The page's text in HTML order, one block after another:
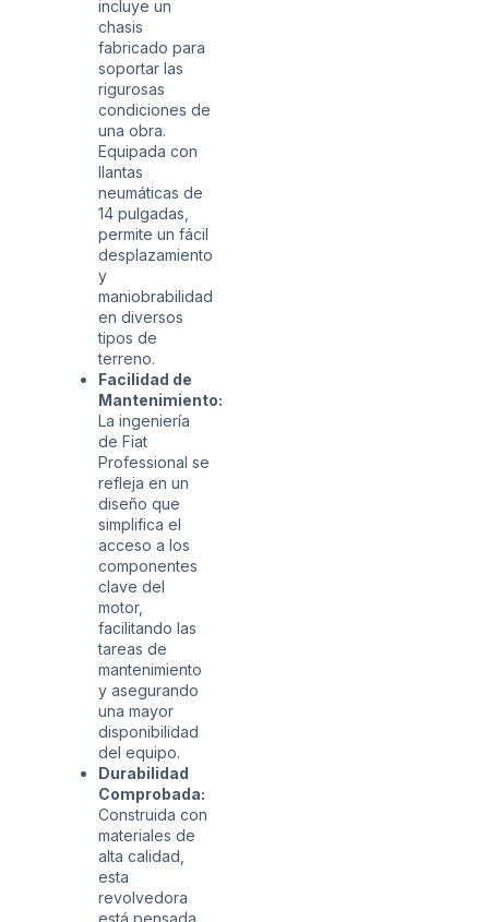
incluye un
chasis
fabricado para
soportar las
rigurosas
condiciones de
una obra.
Equipada con
llantas
neumáticas de
14 pulgadas,
permite un fácil
desplazamiento
y
maniobrabilidad
en diversos
tipos de
terreno.
Facilidad de
Mantenimiento:
La ingeniería
de Fiat
Professional se
refleja en un
diseño que
simplifica el
acceso a los
componentes
clave del
motor,
facilitando las
tareas de
mantenimiento
y asegurando
una mayor
disponibilidad
del equipo.
Durabilidad
Comprobada:
Construida con
materiales de
alta calidad,
esta
revolvedora
está pensada